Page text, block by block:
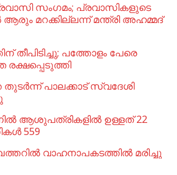
സംഗമം; പ്രവാസികളുടെ
മറക്കില്ലന്ന് മന്ത്രി അഹമ്മദ്
തീപിടിച്ചു; പത്തോളം പേരെ
പാലക്കാട് സ്വദേശി
ആശുപത്രികളിൽ ഉള്ളത് 22
559
വാഹനാപകടത്തിൽ മരിച്ചു